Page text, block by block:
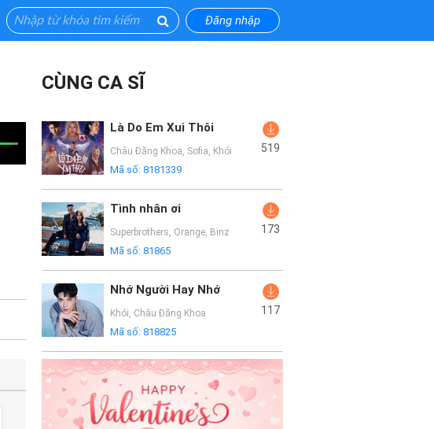
Đăng nhập
CÙNG CA SĨ
Là Do Em Xui Thôi
Châu Đăng Khoa, Sofia, Khói
Mã số:8181339
519
Tình nhân ơi
Superbrothers, Orange, Binz
Mã số:81865
173
Nhớ Người Hay Nhớ
Khói, Châu Đăng Khoa
Mã số:818825
117